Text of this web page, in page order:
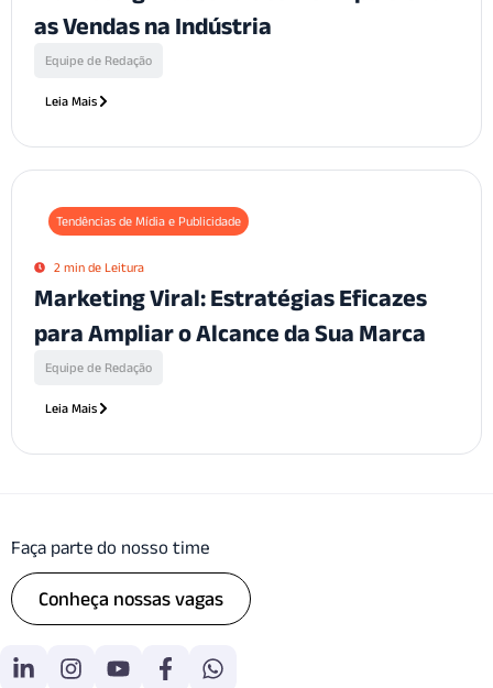
as Vendas na Indústria
Equipe de Redação
Leia Mais
Tendências de Mídia e Publicidade
2 min de Leitura
Marketing Viral: Estratégias Eficazes
para Ampliar o Alcance da Sua Marca
Equipe de Redação
Leia Mais
Faça parte do nosso time
Conheça nossas vagas